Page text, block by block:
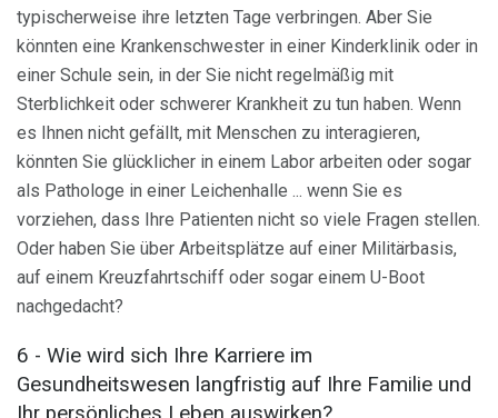
typischerweise ihre letzten Tage verbringen. Aber Sie
könnten eine Krankenschwester in einer Kinderklinik oder in
einer Schule sein, in der Sie nicht regelmäßig mit
Sterblichkeit oder schwerer Krankheit zu tun haben. Wenn
es Ihnen nicht gefällt, mit Menschen zu interagieren,
könnten Sie glücklicher in einem Labor arbeiten oder sogar
als Pathologe in einer Leichenhalle ... wenn Sie es
vorziehen, dass Ihre Patienten nicht so viele Fragen stellen.
Oder haben Sie über Arbeitsplätze auf einer Militärbasis,
auf einem Kreuzfahrtschiff oder sogar einem U-Boot
nachgedacht?
6 - Wie wird sich Ihre Karriere im
Gesundheitswesen langfristig auf Ihre Familie und